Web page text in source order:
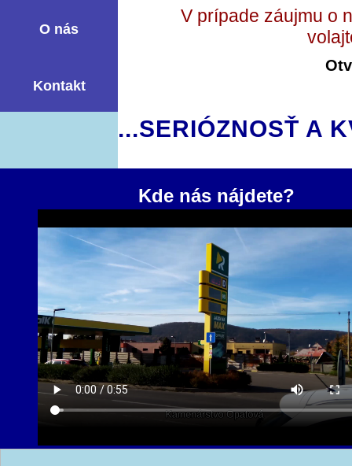
O nás
Kontakt
V prípade záujmu o
...SERIÓZNOSŤ A
Kde nás nájdete?